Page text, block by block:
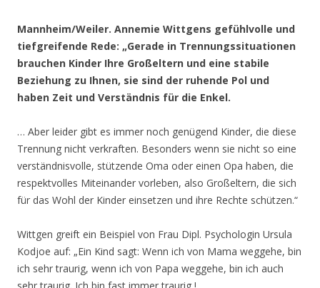
Mannheim/Weiler. Annemie Wittgens gefühlvolle und
tiefgreifende Rede: „Gerade in Trennungssituationen
brauchen Kinder Ihre Großeltern und eine stabile
Beziehung zu Ihnen, sie sind der ruhende Pol und
haben Zeit und Verständnis für die Enkel.
… Aber leider gibt es immer noch genügend Kinder, die diese
Trennung nicht verkraften. Besonders wenn sie nicht so eine
verständnisvolle, stützende Oma oder einen Opa haben, die
respektvolles Miteinander vorleben, also Großeltern, die sich
für das Wohl der Kinder einsetzen und ihre Rechte schützen.“
Wittgen greift ein Beispiel von Frau Dipl. Psychologin Ursula
Kodjoe auf: „Ein Kind sagt: Wenn ich von Mama weggehe, bin
ich sehr traurig, wenn ich von Papa weggehe, bin ich auch